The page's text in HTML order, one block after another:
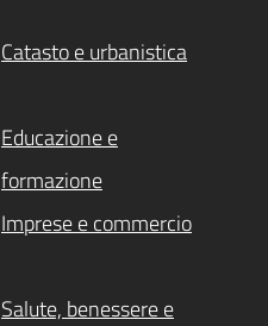
Catasto e urbanistica
Educazione e
formazione
Imprese e commercio
Salute, benessere e